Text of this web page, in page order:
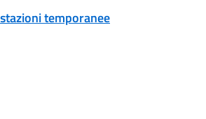
temporanee